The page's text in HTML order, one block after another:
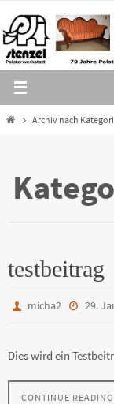
Inhalt
springen
HomeArchiv nach
testbeitrag
micha2 29.
Dies wird ein
CONTINUE READING